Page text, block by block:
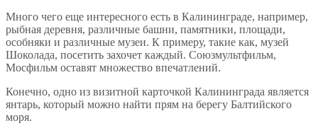
Много чего еще интересного есть в Калининграде, например,
рыбная деревня, различные башни, памятники, площади,
особняки и различные музеи. К примеру, такие как, музей
Шоколада, посетить захочет каждый. Союзмультфильм,
Мосфильм оставят множество впечатлений.
Конечно, одно из визитной карточкой Калининграда является
янтарь, который можно найти прям на берегу Балтийского
моря.